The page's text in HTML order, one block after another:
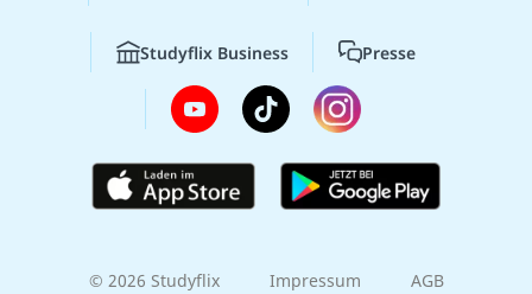
Studyflix Business Presse
© 2026 Studyflix Impressum AGB